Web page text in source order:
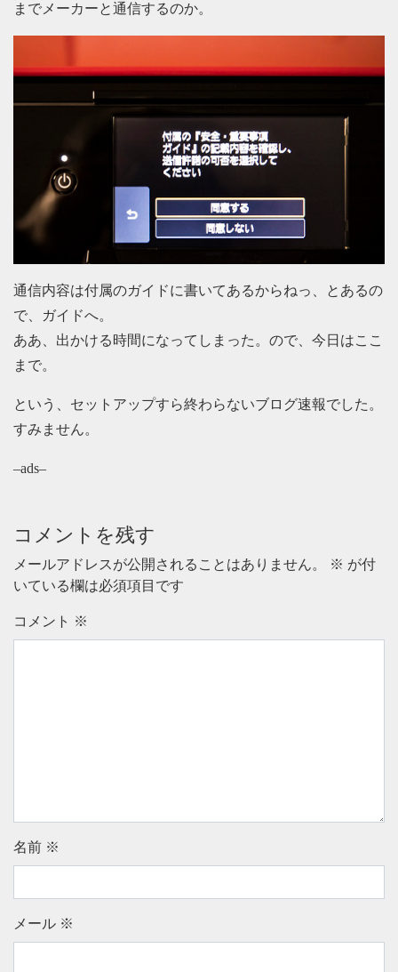
までメーカーと通信するのか。
通信内容は付属のガイドに書いてあるからねっ、とあるの
で、ガイドへ。
ああ、出かける時間になってしまった。ので、今日はここ
まで。
という、セットアップすら終わらないブログ速報でした。
すみません。
–ads–
コメントを残す
メールアドレスが公開されることはありません。 ※ が付
いている欄は必須項目です
コメント ※
名前 ※
メール ※